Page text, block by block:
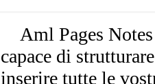
Aml Pages
capace di
inserire tutte le